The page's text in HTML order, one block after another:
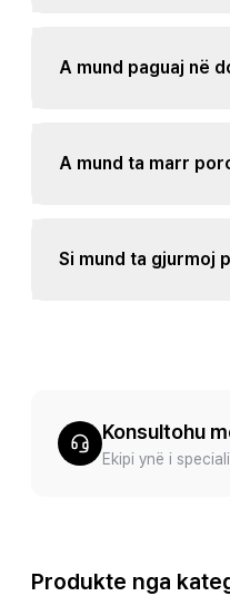
A mund paguaj në
A mund ta marr
Si mund ta gjurmoj
Konsultohu
Ekipi ynë i
Produkte nga